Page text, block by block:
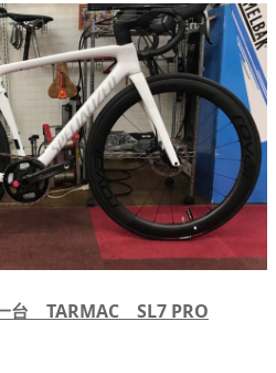
一台 TARMAC SL7 PRO